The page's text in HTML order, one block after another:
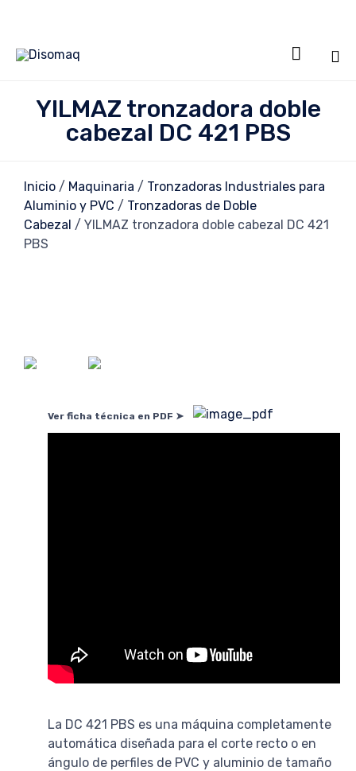

YILMAZ tronzadora doble
cabezal DC 421 PBS
Inicio / Maquinaria / Tronzadoras Industriales para
Aluminio y PVC / Tronzadoras de Doble
Cabezal / YILMAZ tronzadora doble cabezal DC 421
PBS
Ver ficha técnica en PDF ➤
La DC 421 PBS es una máquina completamente
automática diseñada para el corte recto o en
ángulo de perfiles de PVC y aluminio de tamaño